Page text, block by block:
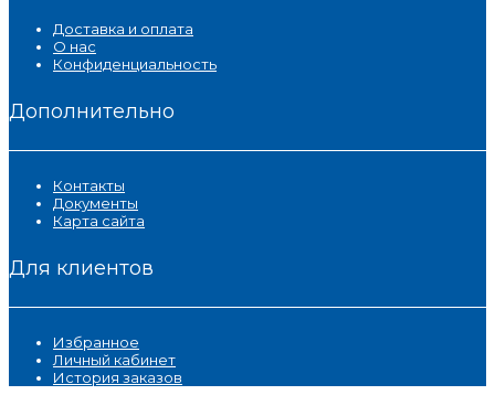
Доставка и оплата
О нас
Конфиденциальность
Дополнительно
Контакты
Документы
Карта сайта
Для клиентов
Избранное
Личный кабинет
История заказов